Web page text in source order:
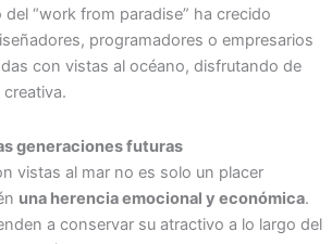
“work from paradise” ha crecido
programadores o empresarios
con vistas al océano, disfrutando de
generaciones futuras
vistas al mar no es solo un placer
una herencia emocional y económica.
a conservar su atractivo a lo largo del